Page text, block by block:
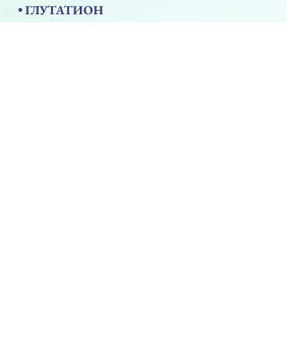
• ГЛУТАТИОН